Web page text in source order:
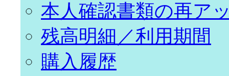
本人確認書類の再ア
残高明細／利用期間
購入履歴